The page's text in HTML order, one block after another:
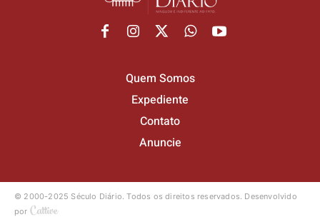
Quem Somos
Expediente
Contato
Anuncie
© 2000-2025 Século Diário.Todos os direitos reservados. Desenvolvido
por